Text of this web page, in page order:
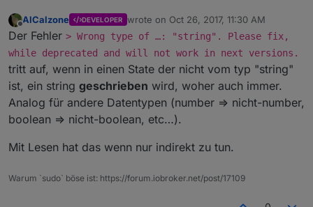
Offline
AlCalzone DEVELOPER wrote on Oct 26, 2017, 11:30 AM
last edited by
Der Fehler > Wrong type of …: "string". Please fix,
while deprecated and will not work in next versions.
tritt auf, wenn in einen State der nicht vom typ "string"
ist, ein string geschrieben wird, woher auch immer.
Analog für andere Datentypen (number => nicht-number,
boolean => nicht-boolean, etc…).
Mit Lesen hat das wenn nur indirekt zu tun.
Warum `sudo` böse ist: https://forum.iobroker.net/post/17109